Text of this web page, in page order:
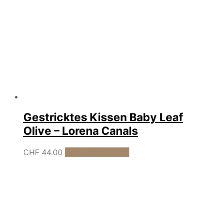
Gestricktes Kissen Baby Leaf
Olive – Lorena Canals
CHF 44.00